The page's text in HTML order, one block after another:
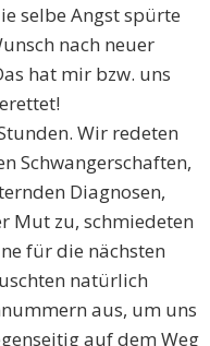
selbe Angst spürte
nach neuer
hat mir bzw. uns
Wir redeten
Schwangerschaften,
Diagnosen,
Mut zu, schmiedeten
für die nächsten
natürlich
aus, um uns
auf dem Weg